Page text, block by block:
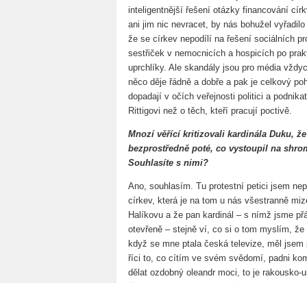
inteligentnější řešení otázky financování
ani jim nic nevracet, by nás bohužel
že se církev nepodílí na řešení sociálních
sestřiček v nemocnicích a hospicích po
uprchlíky. Ale skandály jsou pro média
něco děje řádně a dobře a pak je celkový
dopadají v očích veřejnosti politici a
Rittigovi než o těch, kteří pracují poctivě.
Mnozí věřící kritizovali kardinála Duku,
bezprostředně poté, co vystoupil na
Souhlasíte s nimi?
Ano, souhlasím. Tu protestní petici jsem
církev, která je na tom u nás všestranně
Halíkovu a že pan kardinál – s nímž jsme
otevřeně – stejně ví, co si o tom myslím,
když se mne ptala česká televize, měl
říci to, co cítím ve svém svědomí, padni
dělat ozdobný oleandr moci, to je